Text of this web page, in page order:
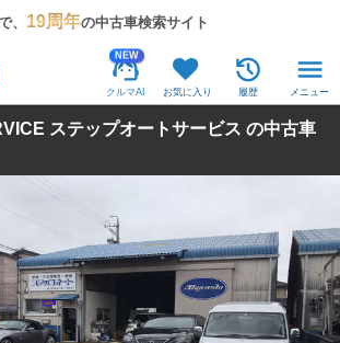
、 19周年の中古車検索サイト
NEW
クルマAI お気に入り 履歴 メニュー
ステップオートサービス の中古車